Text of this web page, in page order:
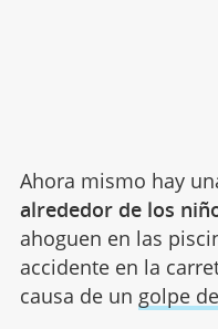
Ahora mismo hay
alrededor de los
ahoguen en las
accidente en la
causa de un golpe